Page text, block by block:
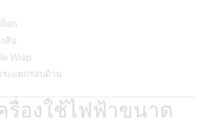
อก
ส้น
Wrap
ะแทกรอบด้าน
รื่องใช้ไฟฟ้าขนาด